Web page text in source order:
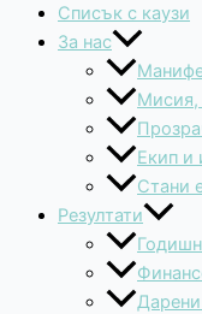
Списък с каузи
За нас
Мисия,
Екип и
Стани
Резултати